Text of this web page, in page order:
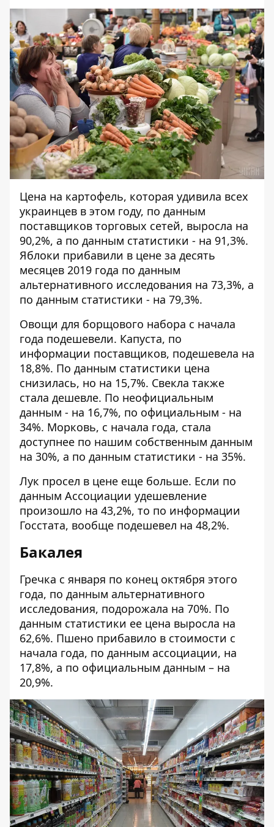
Цена на картофель, которая удивила всех
украинцев в этом году, по данным
поставщиков торговых сетей, выросла на
90,2%, а по данным статистики - на 91,3%.
Яблоки прибавили в цене за десять
месяцев 2019 года по данным
альтернативного исследования на 73,3%, а
по данным статистики - на 79,3%.
Овощи для борщового набора с начала
года подешевели. Капуста, по
информации поставщиков, подешевела на
18,8%. По данным статистики цена
снизилась, но на 15,7%. Свекла также
стала дешевле. По неофициальным
данным - на 16,7%, по официальным - на
34%. Морковь, с начала года, стала
доступнее по нашим собственным данным
на 30%, а по данным статистики - на 35%.
Лук просел в цене еще больше. Если по
данным Ассоциации удешевление
произошло на 43,2%, то по информации
Госстата, вообще подешевел на 48,2%.
Бакалея
Гречка с января по конец октября этого
года, по данным альтернативного
исследования, подорожала на 70%. По
данным статистики ее цена выросла на
62,6%. Пшено прибавило в стоимости с
начала года, по данным ассоциации, на
17,8%, а по официальным данным – на
20,9%.